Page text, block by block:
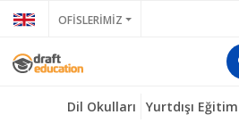
OFİSLERİMİZ
Dil Okulları Yurtdışı Eğitim